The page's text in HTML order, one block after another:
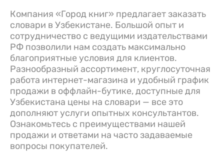
Компания «Город книг» предлагает заказать
словари в Узбекистане. Большой опыт и
сотрудничество с ведущими издательствами
РФ позволили нам создать максимально
благоприятные условия для клиентов.
Разнообразный ассортимент, круглосуточная
работа интернет-магазина и удобный график
продажи в оффлайн-бутике, доступные для
Узбекистана цены на словари — все это
дополняют услуги опытных консультантов.
Ознакомьтесь с преимуществами нашей
продажи и ответами на часто задаваемые
вопросы покупателей.